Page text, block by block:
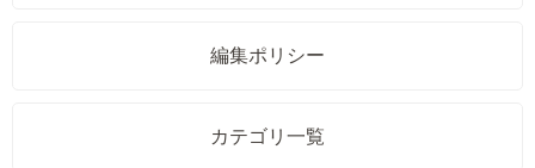
編集ポリシー
カテゴリ一覧